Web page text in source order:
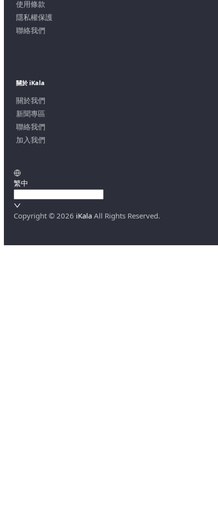
使用條款
隱私權保護
聯絡我們
關於 iKala
關於我們
新聞專區
聯絡我們
加入我們
繁中
Copyright © 2026 iKala All Rights Reserved.